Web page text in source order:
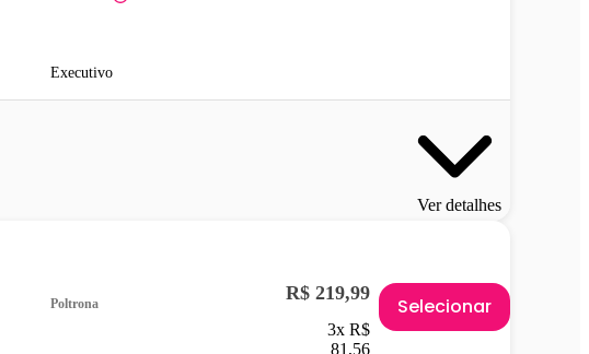
Executivo
Ver detalhes
Poltrona R$ 219,99
3x R$
81,56
Selecionar